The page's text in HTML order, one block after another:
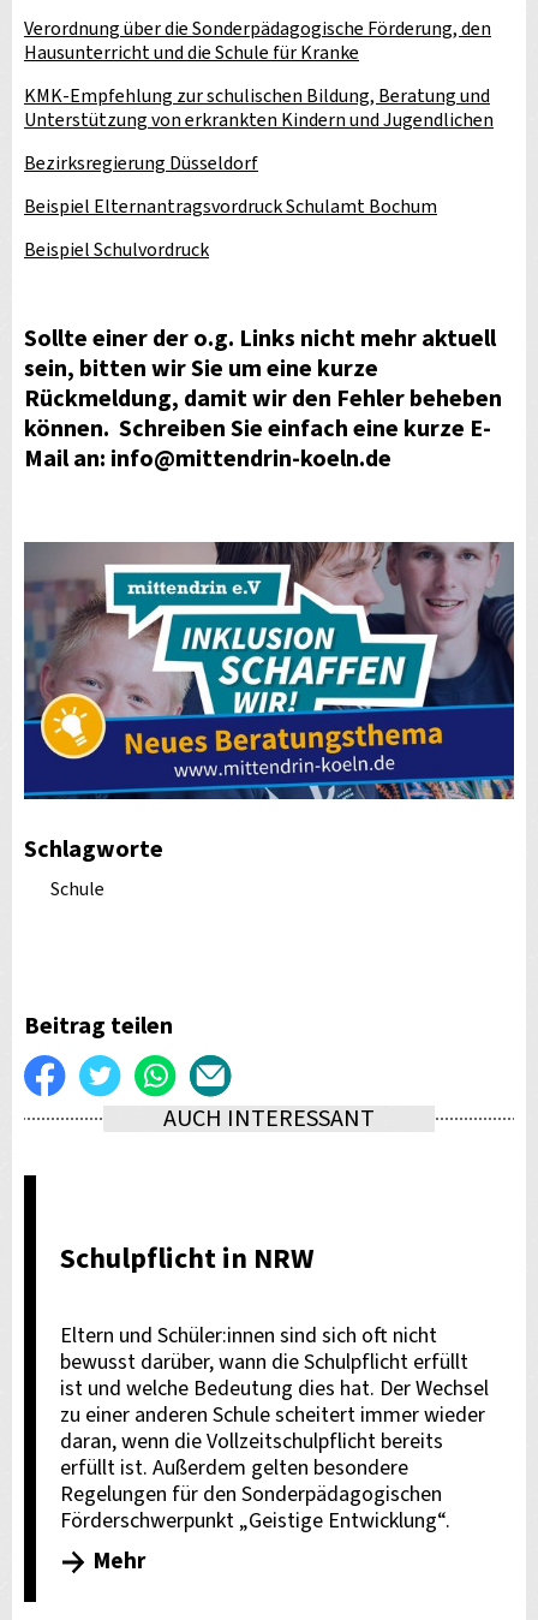
Verordnung über die Sonderpädagogische Förderung, den
Hausunterricht und die Schule für Kranke
KMK-Empfehlung zur schulischen Bildung, Beratung und
Unterstützung von erkrankten Kindern und Jugendlichen
Bezirksregierung Düsseldorf
Beispiel Elternantragsvordruck Schulamt Bochum
Beispiel Schulvordruck
Sollte einer der o.g. Links nicht mehr aktuell
sein, bitten wir Sie um eine kurze
Rückmeldung, damit wir den Fehler beheben
können. Schreiben Sie einfach eine kurze E-
Mail an: info@mittendrin-koeln.de
Schlagworte
Schule
Beitrag teilen
Auf
Facebook
Twittern WhatsApp
E-
AUCH INTERESSANT
Schulpflicht in NRW
Eltern und Schüler:innen sind sich oft nicht
bewusst darüber, wann die Schulpflicht erfüllt
ist und welche Bedeutung dies hat. Der Wechsel
zu einer anderen Schule scheitert immer wieder
daran, wenn die Vollzeitschulpflicht bereits
erfüllt ist. Außerdem gelten besondere
Regelungen für den Sonderpädagogischen
Förderschwerpunkt „Geistige Entwicklung“.
Mehr